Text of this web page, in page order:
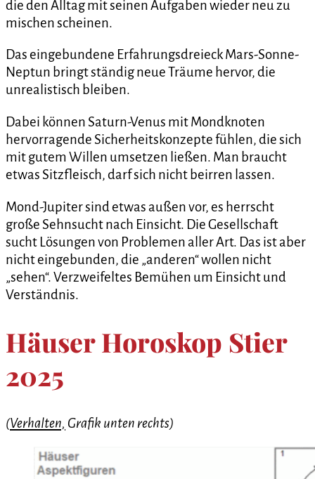
die den Alltag mit seinen Aufgaben wieder neu zu
mischen scheinen.
Das eingebundene Erfahrungsdreieck Mars-Sonne-
Neptun bringt ständig neue Träume hervor, die
unrealistisch bleiben.
Dabei können Saturn-Venus mit Mondknoten
hervorragende Sicherheitskonzepte fühlen, die sich
mit gutem Willen umsetzen ließen. Man braucht
etwas Sitzfleisch, darf sich nicht beirren lassen.
Mond-Jupiter sind etwas außen vor, es herrscht
große Sehnsucht nach Einsicht. Die Gesellschaft
sucht Lösungen von Problemen aller Art. Das ist aber
nicht eingebunden, die „anderen“ wollen nicht
„sehen“. Verzweifeltes Bemühen um Einsicht und
Verständnis.
Häuser Horoskop Stier
2025
(Verhalten, Grafik unten rechts)